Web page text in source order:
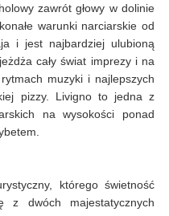
zawrót głowy w dolinie
warunki narciarskie od
i jest najbardziej ulubioną
cały świat imprezy i na
muzyki i najlepszych
pizzy. Livigno to jedna z
na wysokości ponad
którego świetność
z dwóch majestatycznych